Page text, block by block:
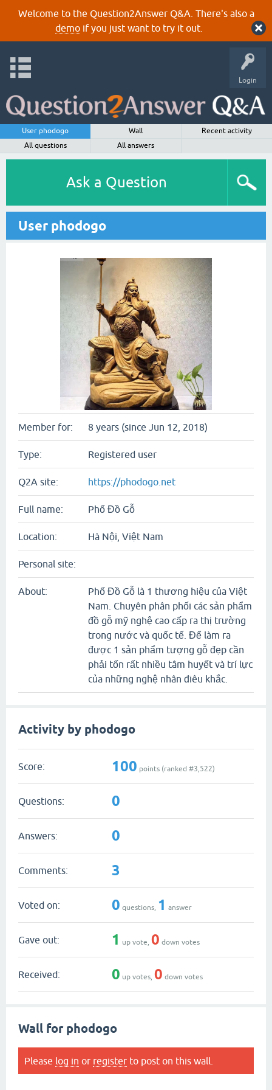
Welcome to the Question2Answer Q&A. There's also a
demoif you just want to try it out.
Login
User phodogo Wall
Recent activity
All questions
All answers
Ask a Question
User phodogo
Member for: 8 years (since Jun 12, 2018)
Type: Registered user
Q2A site: https://phodogo.net
Full name: Phố Đồ Gỗ
Location: Hà Nội, Việt Nam
Personal site:
About:
Phố Đồ Gỗ là 1 thương hiệu của Việt
Nam. Chuyên phân phối các sản phẩm
đồ gỗ mỹ nghệ cao cấp ra thị trường
trong nước và quốc tế. Để làm ra
được 1 sản phẩm tượng gỗ đẹp cần
phải tốn rất nhiều tâm huyết và trí lực
của những nghệ nhân điêu khắc.
Activity by phodogo
Score: 100 points (ranked #3,522)
Questions: 0
Answers: 0
Comments: 3
Voted on: 0 questions, 1 answer
Gave out: 1 up vote, 0 down votes
Received: 0 up votes, 0 down votes
Wall for phodogo
Please log in or register to post on this wall.